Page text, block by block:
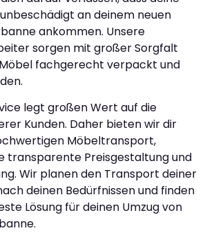
an deinem neuen
ankommen. Unsere
sorgen mit großer Sorgfalt
fachgerecht verpackt und
legt großen Wert auf die
Kunden. Daher bieten wir dir
Möbeltransport,
transparente Preisgestaltung und
Wir planen den Transport deiner
deinen Bedürfnissen und finden
Lösung für deinen Umzug von